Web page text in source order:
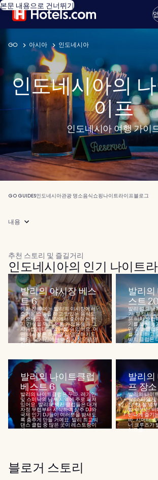
본문 내용으로 건너뛰기
GO 아시아 인도네시아
인도네시아의
이프
인도네시아 여행 가이
GO GUIDES인도네시아관광 명소음식쇼핑나이트라이프블로그
내용
추천 스토리 및 즐길거리
인도네시아의 인기 나이트
발리의 야시장 베스
트 6
해가 진 후에는 발리의 야시장에서
즐거운 쇼핑을 하고 맛있는 음식도
먹으세요. 야시장에서 좋아하는 현
지 간식을 먹고 전통 가정용품과 그
사용법에 대해 알아볼 수 있어요. 어
떤 야시장은 하루 종일 영업하기도
해요. 낮 시간에는 아침 시장으로 영
업하고...
발리의
스트
발리 섬의 남
기, 부킷 반
은 비치 클럽
기를 물씬 풍
만 몇몇 클럽
를 유지하고
비치 클럽은
길...
발리의 나이트클럽
베스트 6
발리의 나이트클럽은 꾸따, 레기안
및 스미냑의 남부 지역에 주로 퍼져
있어요. 발리의 멋진 클럽들은 대개
자정 무렵부터 시작하여 상주 DJ와
국제 인기 DJ들이 여러분을 밤새도
록 춤추게 만들 거예요. 발리 최고의
댄스 클럽 중 많은 곳이 레스토랑이
나...
발리의
프 장
발리의 나이
람, 스타일
요. 해 질 녘
할 수 있는
신나게 즐기
바, 시어터
너 크루즈가
이프를...
블로거 스토리